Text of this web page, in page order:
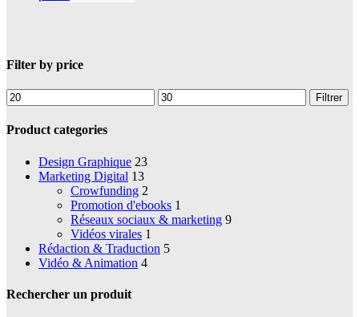
Filter by price
Prix
min
Prix
max
Filtrer
Product categories
Design Graphique 23
Marketing Digital 13
Crowfunding 2
Promotion d'ebooks 1
Réseaux sociaux & marketing 9
Vidéos virales 1
Rédaction & Traduction 5
Vidéo & Animation 4
Rechercher un produit